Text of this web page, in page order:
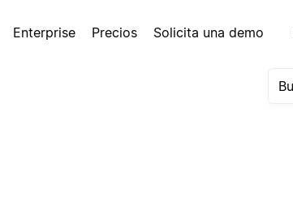
Enterprise Precios Solicita una demo